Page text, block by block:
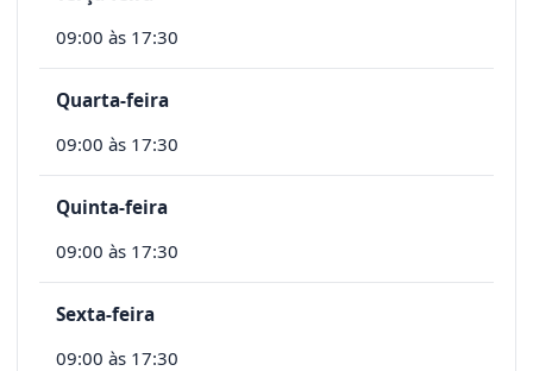
09:00 às 17:30
Quarta-feira
09:00 às 17:30
Quinta-feira
09:00 às 17:30
Sexta-feira
09:00 às 17:30